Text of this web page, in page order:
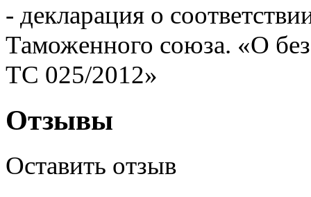
- декларация о
Таможенного союза. «О
ТС 025/2012»
Отзывы
Оставить отзыв